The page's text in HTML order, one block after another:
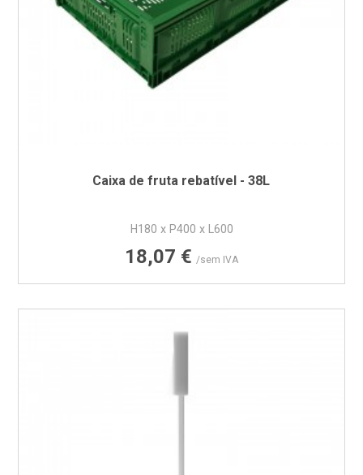
Caixa de fruta rebatível - 38L
H180 x P400 x L600
Preço
18,07 € /sem IVA